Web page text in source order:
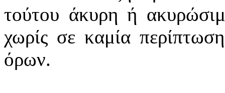
τούτου άκυρη ή
χωρίς σε καμία
όρων.